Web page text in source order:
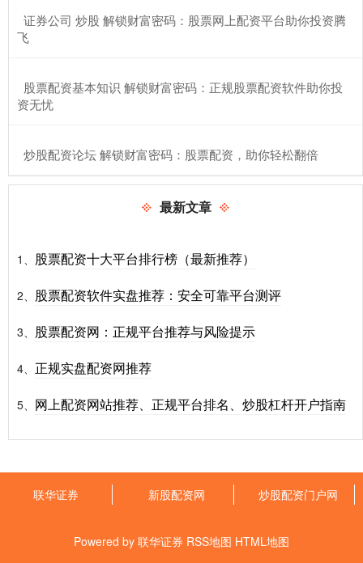
​证券公司 炒股 解锁财富密码：股票网上配资平台助你投资腾
飞
​股票配资基本知识 解锁财富密码：正规股票配资软件助你投
资无忧
​炒股配资论坛 解锁财富密码：股票配资，助你轻松翻倍
最新文章
1、 股票配资十大平台排行榜（最新推荐）
2、 股票配资软件实盘推荐：安全可靠平台测评
3、 股票配资网：正规平台推荐与风险提示
4、 正规实盘配资网推荐
5、 网上配资网站推荐、正规平台排名、炒股杠杆开户指南
联华证券 新股配资网 炒股配资门户网
Powered by 联华证券 RSS地图 HTML地图